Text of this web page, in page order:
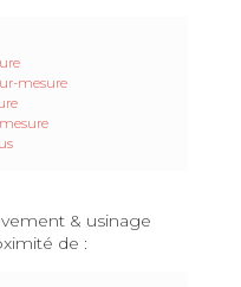
mesure
& usinage
de :